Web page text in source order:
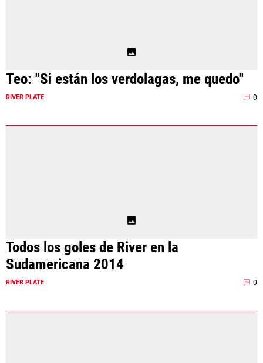
Teo: "Si están los verdolagas, me quedo"
RIVER PLATE 0
Todos los goles de River en la
Sudamericana 2014
RIVER PLATE 0